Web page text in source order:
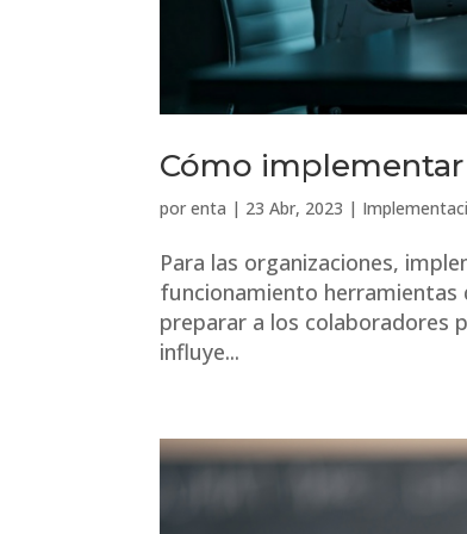
Cómo implementar
porenta | 23 Abr, 2023 |
Para las organizaciones,
funcionamiento herramientas
preparar a los colaboradores
influye...